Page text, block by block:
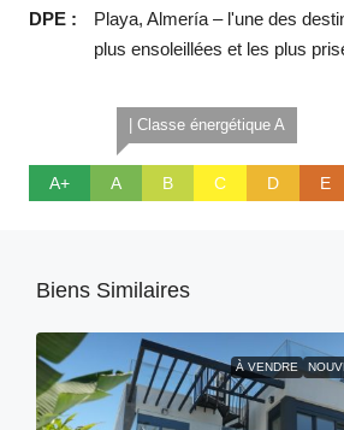
DPE :
Playa, Almería – l'une des
plus ensoleillées et les plus
A+
| Classe énergétique A
A B C D E
Biens Similaires
À VENDRE